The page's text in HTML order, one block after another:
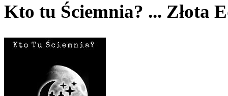
Kto tu Ściemnia? ... Złota